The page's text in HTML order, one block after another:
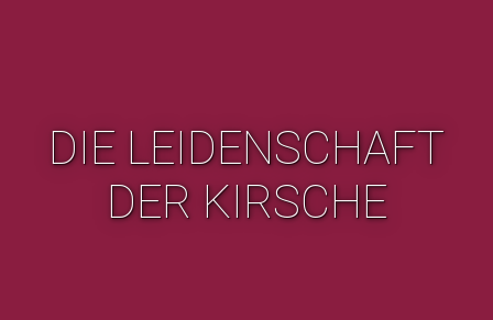
DIE LEIDENSCHAFT
DER KIRSCHE